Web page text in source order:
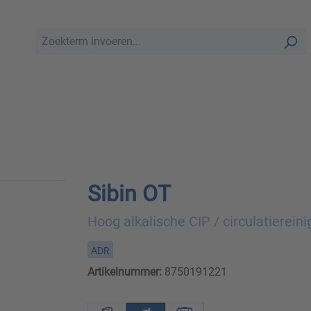
Sibin OT
Hoog alkalische CIP /
ADR
Artikelnummer:8750191221